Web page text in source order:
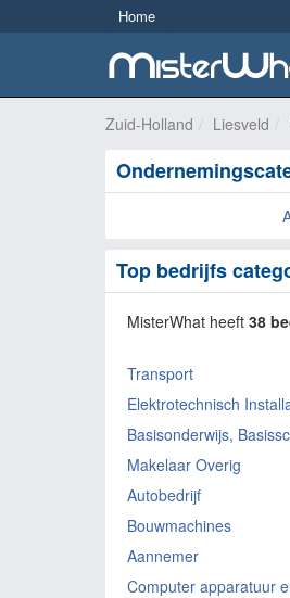
Home
Zuid-Holland Liesveld
Top bedrijfs
MisterWhat heeft 38
Transport
Elektrotechnisch
Basisonderwijs,
Makelaar Overig
Autobedrijf
Bouwmachines
Aannemer
Computer apparatuur